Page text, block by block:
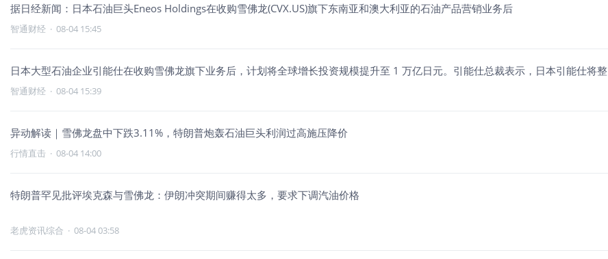
据日经新闻：日本石油巨头Eneos Holdings在收购雪佛龙(CVX.US)旗下东南亚和澳大利亚的石油产品营销业务后
智通财经 · 08-04 15:45
日本大型石油企业引能仕在收购雪佛龙旗下业务后，计划将全球增长投资规模提升至 1 万亿日元。引能仕总裁表示，日本引能仕将整
智通财经 · 08-04 15:39
异动解读｜雪佛龙盘中下跌3.11%，特朗普炮轰石油巨头利润过高施压降价
行情直击 · 08-04 14:00
特朗普罕见批评埃克森与雪佛龙：伊朗冲突期间赚得太多，要求下调汽油价格
老虎资讯综合 · 08-04 03:58